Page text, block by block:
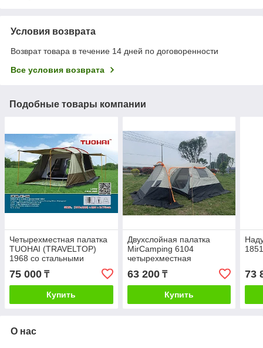
Условия возврата
Возврат товара в течение 14 дней по договоренности
Все условия возврата
Подобные товары компании
Четырехместная палатка
TUOHAI (TRAVELTOP)
1968 со стальными
75 000 ₸
Купить
Двухслойная палатка
MirCamping 6104
четырехместная
63 200₸
Купить
73
О нас